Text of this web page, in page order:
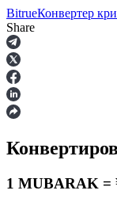
Фьючерсы
BitrueКонвертер
Share
1 MUBARAK